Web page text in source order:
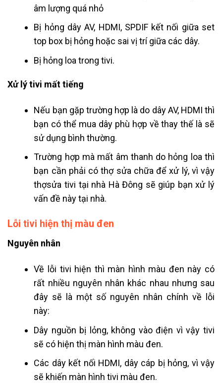
âm lượng quá nhỏ
Bị hỏng dây AV, HDMI, SPDIF kết nối giữa set
top box bị hỏng hoặc sai vị trí giữa các dây.
Bị hỏng loa trong tivi.
Xử lý tivi mất tiếng
Nếu bạn gặp trường hợp là do dây AV, HDMI thì
bạn có thể mua dây phù hợp về thay thế là sẽ
sử dụng bình thường.
Trường hợp mà mất âm thanh do hỏng loa thì
bạn cần phải có thợ sửa chữa để xử lý, vì vậy
thợsửa tivi tại nhà Hà Đông sẽ giúp bạn xử lý
vấn đề này tại nhà.
Lỗi tivi hiện thị màu đen
Nguyên nhân
Về lỗi tivi hiện thì màn hình màu đen này có
rất nhiều nguyên nhân khác nhau nhưng sau
đây sẽ là một số nguyên nhân chính về lỗi
này:
Dây nguồn bị lỏng, không vào điện vì vậy tivi
sẽ có hiện thị màn hình màu đen.
Các dây kết nối HDMI, dây cáp bị hỏng, vì vậy
sẽ khiến màn hình tivi màu đen.